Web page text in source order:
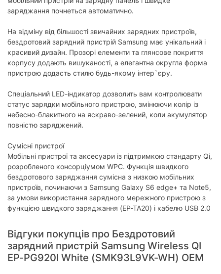
заряджання почнеться автоматично.
На відміну від більшості звичайних зарядних пристроїв,
бездротовий зарядний пристрій Samsung має унікальний і
красивий дизайн. Прозорі елементи та глянсове покриття
корпусу додають вишуканості, а елегантна округла форма
пристрою додасть стилю будь-якому інтер`єру.
Спеціальний LED-індикатор дозволить вам контролювати
статус зарядки мобільного пристрою, змінюючи колір із
небесно-блакитного на яскраво-зелений, коли акумулятор
повністю заряджений.
Сумісні пристрої
Мобільні пристрої та аксесуари із підтримкою стандарту Qi,
розробленого консорціумом WPC. Функція швидкого
бездротового заряджання сумісна з низкою мобільних
пристроїв, починаючи з Samsung Galaxy S6 edge+ та Note5,
за умови використання зарядного мережного пристрою з
функцією швидкого заряджання (EP-TA20) і кабелю USB 2.0
Відгуки покупців про Бездротовий
зарядний пристрій Samsung Wireless QI
EP-PG920I White (SMK93L9VK-WH) OEM